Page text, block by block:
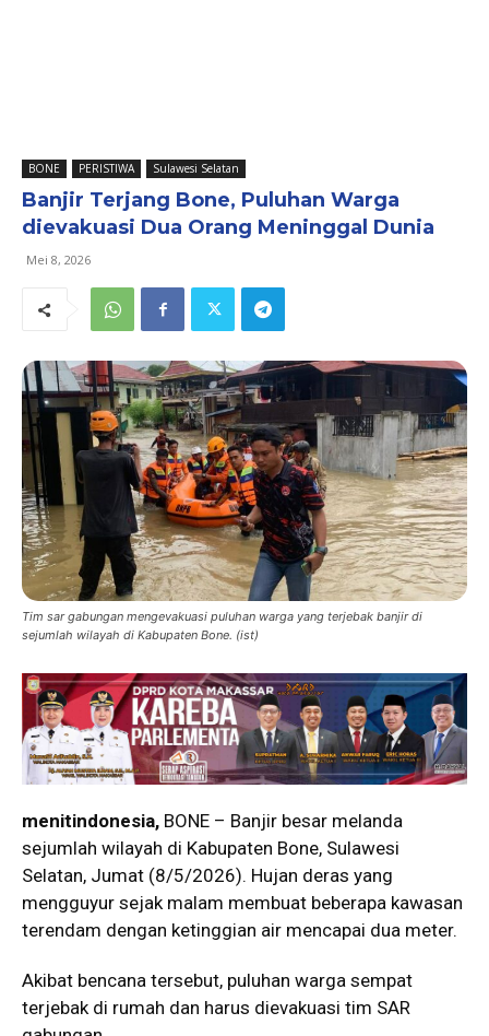
BONE PERISTIWA Sulawesi Selatan
Banjir Terjang Bone, Puluhan Warga
dievakuasi Dua Orang Meninggal Dunia
Mei 8, 2026
Tim sar gabungan mengevakuasi puluhan warga yang terjebak banjir di
sejumlah wilayah di Kabupaten Bone. (ist)
menitindonesia, BONE – Banjir besar melanda
sejumlah wilayah di Kabupaten Bone, Sulawesi
Selatan, Jumat (8/5/2026). Hujan deras yang
mengguyur sejak malam membuat beberapa kawasan
terendam dengan ketinggian air mencapai dua meter.
Akibat bencana tersebut, puluhan warga sempat
terjebak di rumah dan harus dievakuasi tim SAR